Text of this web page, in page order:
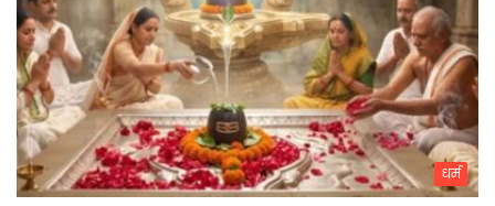
धर्म